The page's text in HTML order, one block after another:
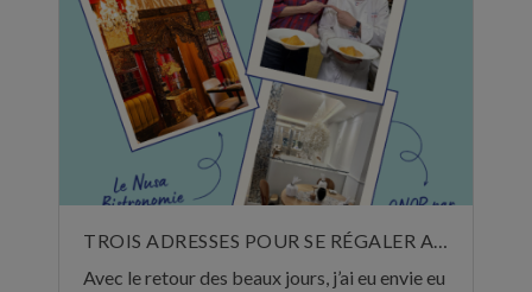
TROIS ADRESSES POUR SE RÉGALER AU MOIS DE MAI
Avec le retour des beaux jours, j’ai eu envie eu